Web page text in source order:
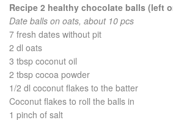
Recipe 2 healthy chocolate balls (left
Date balls on oats, about 10 pcs
7 fresh dates without pit
2 dl oats
3 tbsp coconut oil
2 tbsp cocoa powder
1/2 dl coconut flakes to the batter
Coconut flakes to roll the balls in
1 pinch of salt